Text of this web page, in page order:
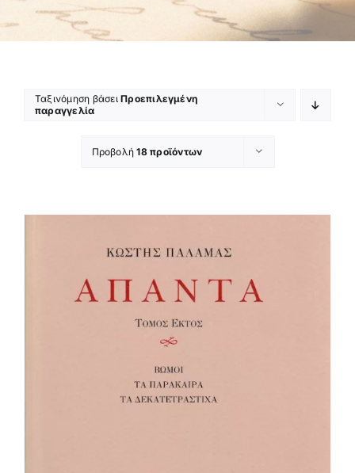
Ταξινόμηση βάσειΠροεπιλεγμένη
παραγγελία
Προβολή18 προϊόντων